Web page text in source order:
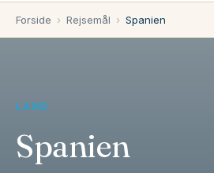
Forside › Rejsemål › Spanien
LAND
Spanien